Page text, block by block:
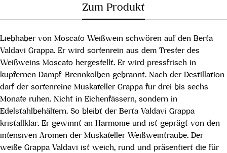
Zum Produkt
Liebhaber von Moscato Weißwein schwören auf den Berta
Valdavi Grappa. Er wird sortenrein aus dem Trester des
Weißweins Moscato hergestellt. Er wird pressfrisch in
kupfernen Dampf-Brennkolben gebrannt. Nach der Destillation
darf der sortenreine Muskateller Grappa für drei bis sechs
Monate ruhen. Nicht in Eichenfässern, sondern in
Edelstahlbehältern. So bleibt der Berta Valdavi Grappa
kristallklar. Er gewinnt an Harmonie und ist geprägt von den
intensiven Aromen der Muskateller Weißweintraube. Der
weiße Grappa Valdavi ist weich, rund und präsentiert die für